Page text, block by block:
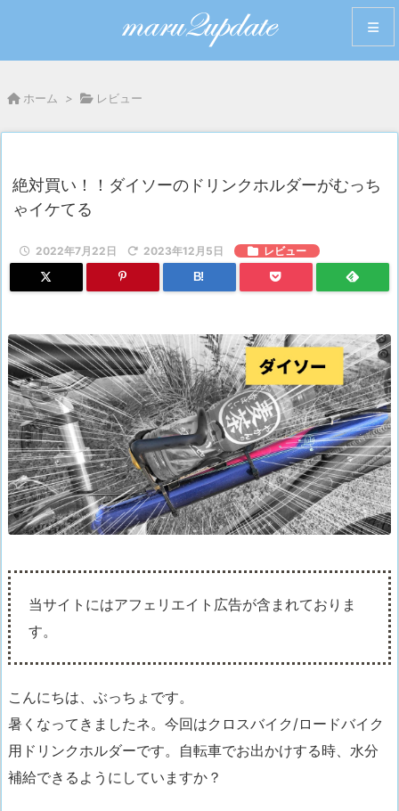
サイド
前へ
ホーム > レビュー
絶対買い！！ダイソーのドリンクホルダーがむっち
ゃイケてる
2022年7月22日 2023年12月5日
レビュー
B!
当サイトにはアフェリエイト広告が含まれておりま
す。
こんにちは、ぶっちょです。
暑くなってきましたネ。今回はクロスバイク/ロードバイク
用ドリンクホルダーです。自転車でお出かけする時、水分
補給できるようにしていますか？